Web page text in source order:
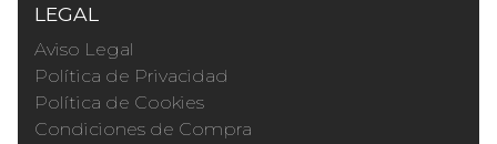
LEGAL
Aviso Legal
Política de Privacidad
Política de Cookies
Condiciones de Compra